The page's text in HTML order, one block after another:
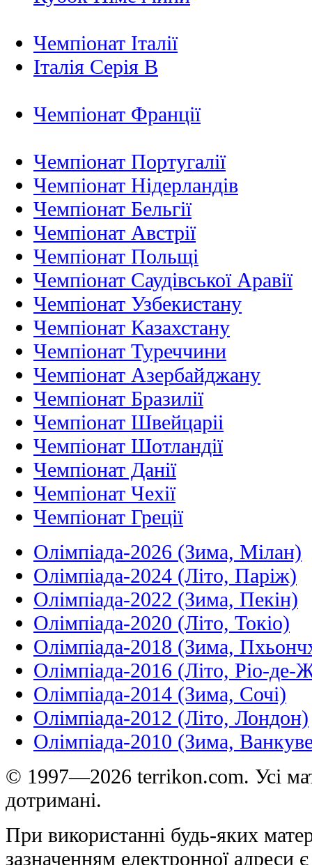
Чемпіонат Італії
Італія Серія B
Чемпіонат Франції
Чемпіонат Португалії
Чемпіонат Нідерландiв
Чемпіонат Бельгії
Чемпіонат Австрії
Чемпіонат Польщі
Чемпіонат Саудівської Аравії
Чемпіонат Узбекистану
Чемпіонат Казахстану
Чемпіонат Туреччини
Чемпіонат Азербайджану
Чемпіонат Бразилії
Чемпіонат Швейцаріі
Чемпіонат Шотландії
Чемпіонат Данії
Чемпіонат Чехії
Чемпіонат Греції
Олімпіада-2026 (Зима, Мілан)
Олімпіада-2024 (Літо, Паріж)
Олімпіада-2022 (Зима, Пекін)
Олімпіада-2020 (Літо, Токіо)
Олімпіада-2018 (Зима,
Олімпіада-2016 (Літо, Ріо-де-
Олімпіада-2014 (Зима, Сочі)
Олімпіада-2012 (Літо, Лондон)
Олімпіада-2010 (Зима,
© 1997—2026 terrikon.com. Усі
дотримані.
При використанні будь-яких
зазначенням електронної адреси